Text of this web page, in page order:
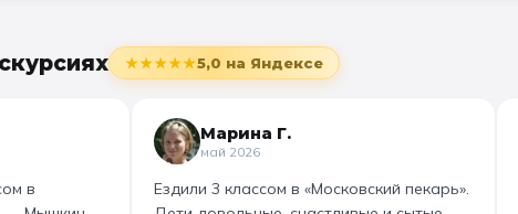
★★★★★5,0 на Яндексе
в
Марина Г.
май 2026
Ездили 3 классом в «Московский пекарь».